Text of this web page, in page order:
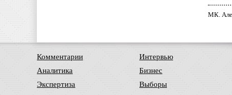
МК.
Комментарии
Аналитика
Экспертиза
Интервью
Бизнес
Выборы